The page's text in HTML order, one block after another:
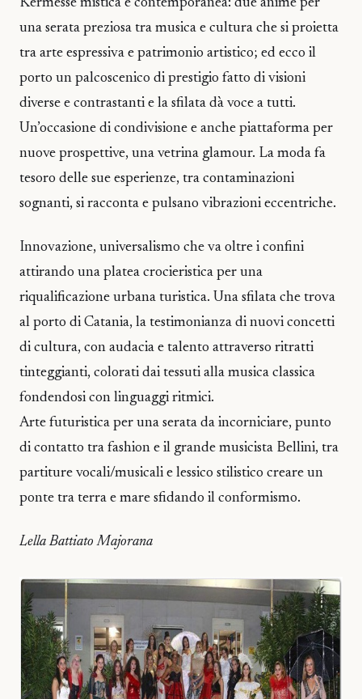
una serata preziosa tra musica e cultura che si proietta
tra arte espressiva e patrimonio artistico; ed ecco il
porto un palcoscenico di prestigio fatto di visioni
diverse e contrastanti e la sfilata dà voce a tutti.
Un’occasione di condivisione e anche piattaforma per
nuove prospettive, una vetrina glamour. La moda fa
tesoro delle sue esperienze, tra contaminazioni
sognanti, si racconta e pulsano vibrazioni eccentriche.
Innovazione, universalismo che va oltre i confini
attirando una platea crocieristica per una
riqualificazione urbana turistica. Una sfilata che trova
al porto di Catania, la testimonianza di nuovi concetti
di cultura, con audacia e talento attraverso ritratti
tinteggianti, colorati dai tessuti alla musica classica
fondendosi con linguaggi ritmici.
Arte futuristica per una serata da incorniciare, punto
di contatto tra fashion e il grande musicista Bellini, tra
partiture vocali/musicali e lessico stilistico creare un
ponte tra terra e mare sfidando il conformismo.
Lella Battiato Majorana